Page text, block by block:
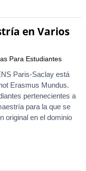
en Varios
Para Estudiantes
Paris-Saclay está
Erasmus Mundus.
pertenecientes a
para la que se
original en el dominio